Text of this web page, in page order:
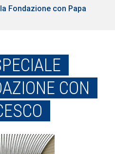
Fondazione con Papa
CON